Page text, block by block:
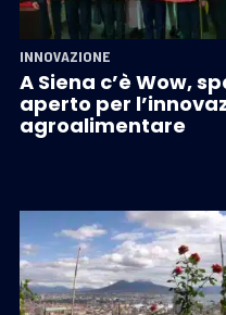
INNOVAZIONE
A Siena c’è Wow,
aperto per
agroalimentare